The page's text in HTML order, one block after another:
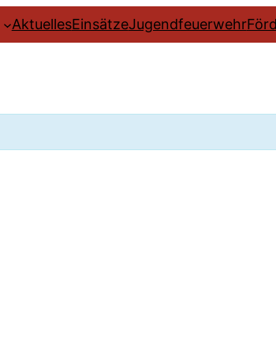
AktuellesEinsätzeJugendfeuerwehr